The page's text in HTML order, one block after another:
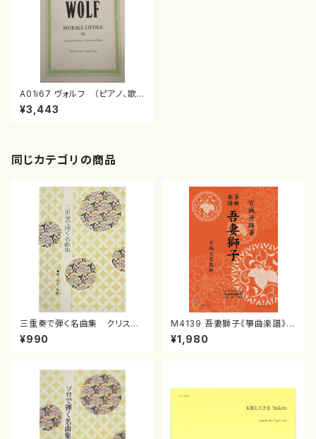
A01i67 ヴォルフ （ピアノ、歌
（高音）/フーゴ・ヴォルフ/楽譜）
¥3,443
同じカテゴリの商品
三重奏で弾く名曲集 クリスマ
スメドレー( 箏2/大平光美 編
曲/楽譜）
¥990
M4139 吾妻獅子《箏曲楽譜》
（箏/宮城道雄著・宮城宗家監修/
箏曲古典楽譜）
¥1,980